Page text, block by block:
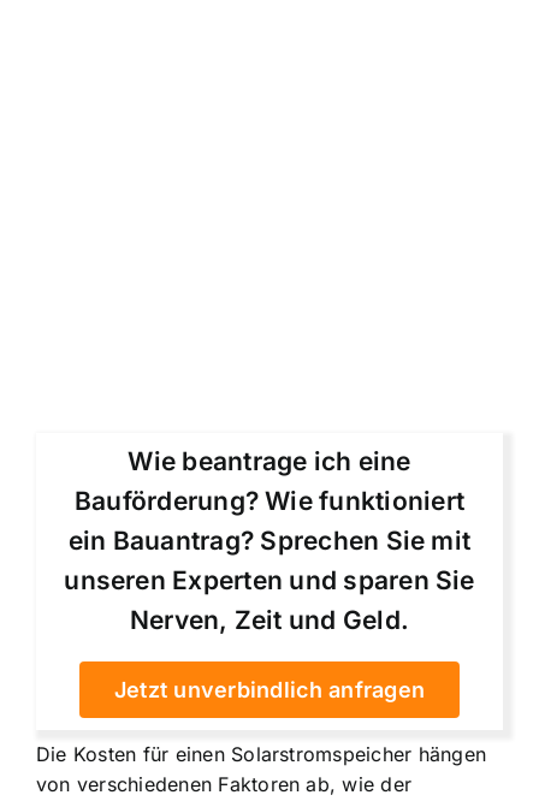
Wie beantrage ich eine
Bauförderung? Wie funktioniert
ein Bauantrag? Sprechen Sie mit
unseren Experten und sparen Sie
Nerven, Zeit und Geld.
Jetzt unverbindlich anfragen
Die Kosten für einen Solarstromspeicher hängen
von verschiedenen Faktoren ab, wie der